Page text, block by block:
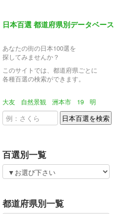
日本百選 都道府県別データベース
あなたの街の日本100選を
探してみませんか？
このサイトでは、都道府県ごとに
各種百選の検索ができます。
大友 自然景観 洲本市 19 明
百選別一覧
都道府県別一覧